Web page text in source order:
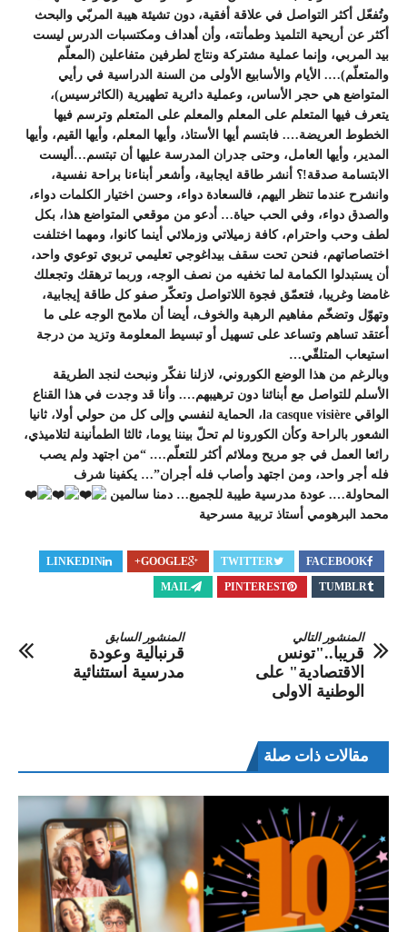
وتُفعّل أكثر التواصل في علاقة أفقية، دون تشيئة هيبة المربّي والبحث
أكثر عن أريحية التلميذ وطمأنته، وأن أهداف ومكتسبات الدرس ليست
بيد المربي، وإنما عملية مشتركة ونتاج لطرفين متفاعلين (المعلّم
والمتعلّم)…. الأيام والأسابيع الأولى من السنة الدراسية في رأيي
المتواضع هي حجر الأساس، وعملية دائرية تطهيرية (الكاثرسيس)،
يتعرف فيها المتعلم على المعلم والمعلم على المتعلم وترسم فيها
الخطوط العريضة…. فابتسم أيها الأستاذ، وأيها المعلم، وأيها القيم، وأيها
المدير، وأيها العامل، وحتى جدران المدرسة عليها أن تبتسم…أليست
الابتسامة صدقة!؟ أنشر طاقة ايجابية، وأشعر أبناءنا براحة نفسية،
وانشرح عندما تنظر اليهم، فالسعادة دواء، وحسن اختيار الكلمات دواء،
والصدق دواء، وفي الحب حياة… أدعو من موقعي المتواضع هذا، بكل
لطف وحب واحترام، كافة زميلاتي وزملائي أينما كانوا، ومهما اختلفت
اختصاصاتهم، فنحن تحت سقف بيداغوجي تعليمي تربوي توعوي واحد،
أن يستبدلوا الكمامة لما تخفيه من نصف الوجه، وربما ترهقك وتجعلك
غامضا وغريبا، فتعمّق فجوة اللاتواصل وتعكّر صفو كل طاقة إيجابية،
وتهوّل وتضخّم مفاهيم الرهبة والخوف، أيضا أن ملامح الوجه على ما
أعتقد تساهم وتساعد على تسهيل أو تبسيط المعلومة وتزيد من درجة
استيعاب المتلقّي…
وبالرغم من هذا الوضع الكوروني، لازلنا نفكّر ونبحث لنجد الطريقة
الأسلم للتواصل مع أبنائنا دون ترهيبهم…. وأنا قد وجدت في هذا القناع
الواقي la casque visière، الحماية لنفسي وإلى كل من حولي أولا، ثانيا
الشعور بالراحة وكأن الكورونا لم تحلّ بيننا يوما، ثالثا الطمأنينة لتلاميذي،
رائعا العمل في جو مريح وملائم أكثر للتعلّم…. “من اجتهد ولم يصب
فله أجر واحد، ومن اجتهد وأصاب فله أجران”… يكفينا شرف
المحاولة…. عودة مدرسية طيبة للجميع… دمنا سالمين ⁦
محمد البرهومي أستاذ تربية مسرحية
FACEBOOK
TWITTER
GOOGLE+
LINKEDIN
TUMBLR
PINTEREST
MAIL
المنشور السابق
قرنبالية وعودة
مدرسية استثنائية‎
المنشور التالي
قريبا.."تونس
الاقتصادية" على
الوطنية الاولى
مقالات ذات صلة